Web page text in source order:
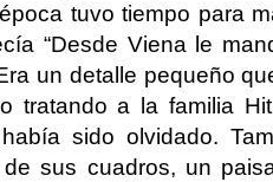
tuvo tiempo para
“Desde Viena le
un detalle pequeño
tratando a la familia
sido olvidado.
sus cuadros, un